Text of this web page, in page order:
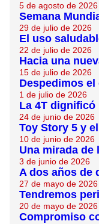
5 de agosto de 2026
Semana
29 de julio de 2026
El uso
22 de julio de 2026
Hacia una
15 de julio de 2026
Despedimos el
1 de julio de 2026
La 4T
24 de junio de 2026
Toy Story 5 y
10 de junio de 2026
Una mirada de
3 de junio de 2026
A dos años de
27 de mayo de 2026
Tendremos
20 de mayo de 2026
Compromiso